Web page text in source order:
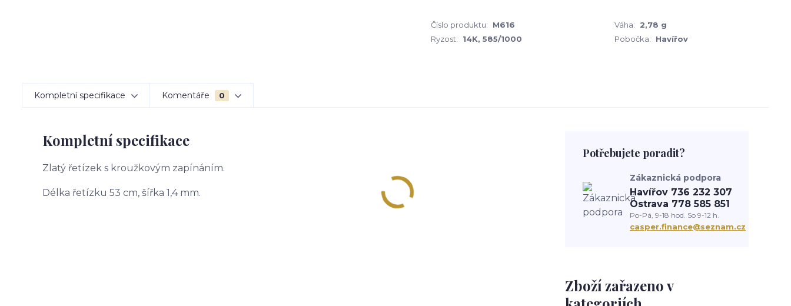
Číslo produktu: M616 Váha:
2,78 g
Ryzost:
14K, 585/1000 Pobočka: Havířov
Kompletní specifikace Komentáře 0
Kompletní specifikace
Zlatý řetízek s kroužkovým zapínáním.
Délka řetízku 53 cm, šířka 1,4 mm.
Zboží zařazeno v
Potřebujete poradit?
Zákaznická podpora
Havířov 736 232 307
Ostrava 778 585 851
Po-Pá, 9-18 hod. So 9-12 h.
casper.finance@seznam.cz